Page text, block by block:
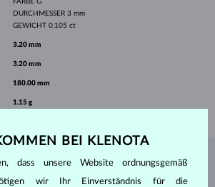
DURCHMESSER 3 mm
GEWICHT 0.105 ct
3.20 mm
3.20 mm
180.00 mm
1.15 g
DEMKLENOTA ATELIER
BEI KLENOTA
dass unsere Website ordnungsgemäß
wir Ihr Einverständnis für die